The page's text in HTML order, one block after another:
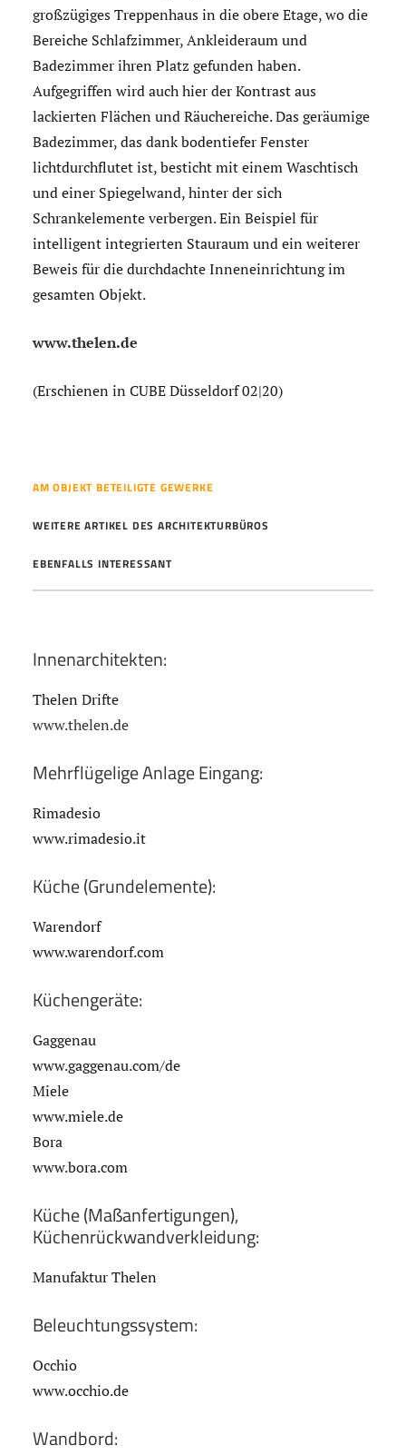
großzügiges Treppenhaus in die obere Etage, wo die
Bereiche Schlafzimmer, Ankleideraum und
Badezimmer ihren Platz gefunden haben.
Aufgegriffen wird auch hier der Kontrast aus
lackierten Flächen und Räuchereiche. Das geräumige
Badezimmer, das dank bodentiefer Fenster
lichtdurchflutet ist, besticht mit einem Waschtisch
und einer Spiegelwand, hinter der sich
Schrankelemente verbergen. Ein Beispiel für
intelligent integrierten Stauraum und ein weiterer
Beweis für die durchdachte Inneneinrichtung im
gesamten Objekt.
www.thelen.de
(Erschienen in CUBE Düsseldorf 02|20)
AM OBJEKT BETEILIGTE GEWERKE
WEITERE ARTIKEL DES ARCHITEKTURBÜROS
EBENFALLS INTERESSANT
Innenarchitekten:
Thelen Drifte
www.thelen.de
Mehrflügelige Anlage Eingang:
Rimadesio
www.rimadesio.it
Küche (Grundelemente):
Warendorf
www.warendorf.com
Küchengeräte:
Gaggenau
www.gaggenau.com/de
Miele
www.miele.de
Bora
www.bora.com
Küche (Maßanfertigungen),
Küchenrückwandverkleidung:
Manufaktur Thelen
Beleuchtungssystem:
Occhio
www.occhio.de
Wandbord: